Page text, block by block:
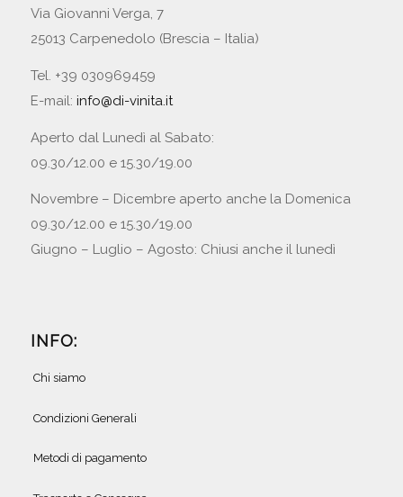
Via Giovanni Verga, 7
25013 Carpenedolo (Brescia – Italia)
Tel. +39 030969459
E-mail: info@di-vinita.it
Aperto dal Lunedì al Sabato:
09.30/12.00 e 15.30/19.00
Novembre – Dicembre aperto anche la Domenica
09.30/12.00 e 15.30/19.00
Giugno – Luglio – Agosto: Chiusi anche il lunedì
INFO:
Chi siamo
Condizioni Generali
Metodi di pagamento